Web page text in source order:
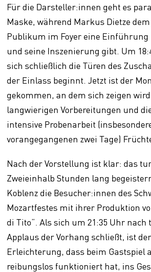
Für die Darsteller:innen geht es
Maske, während Markus Dietze
Publikum im Foyer eine Einführung
und seine Inszenierung gibt. Um
sich schließlich die Türen des
der Einlass beginnt. Jetzt ist der
gekommen, an dem sich zeigen
langwierigen Vorbereitungen und
intensive Probenarbeit
vorangegangenen zwei Tage)
Nach der Vorstellung ist klar: das
Zweieinhalb Stunden lang
Koblenz die Besucher:innen des
Mozartfestes mit ihrer Produktion
di Tito“. Als sich um 21:35 Uhr nach
Applaus der Vorhang schließt, ist
Erleichterung, dass beim Gastspiel
reibungslos funktioniert hat, ins